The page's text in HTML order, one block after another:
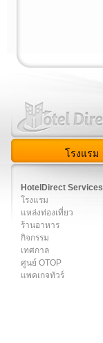
โรงแรม
HotelDirect Services
โรงแรม
แหล่งท่องเที่ยว
ร้านอาหาร
กิจกรรม
เทศกาล
ศูนย์ OTOP
แพคเกจทัวร์